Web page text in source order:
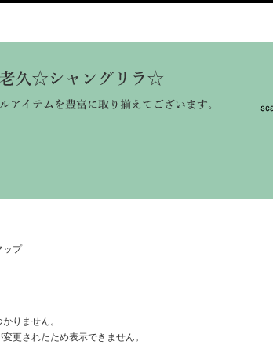
ップ
りません。
更されたため表示できません。